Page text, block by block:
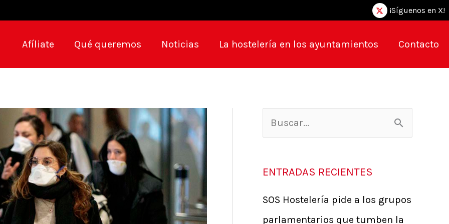
¡Síguenos en X!
Afíliate Qué queremos Noticias La hostelería en los ayuntamientos Contacto
s
a
ENTRADAS RECIENTES
SOS Hostelería pide a los grupos
parlamentarios que tumben la